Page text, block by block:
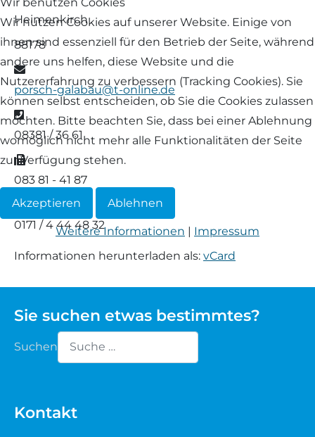
Heimenkirch
88178
E-Mail
porsch-galabau@t-online.de
Telefon
08381 / 36 61
Fax
083 81 - 41 87
Mobil
0171 / 4 44 48 32
Informationen herunterladen als: vCard
Sie suchen etwas bestimmtes?
Suchen
Kontakt
Wir nutzen Cookies auf unserer Website. Einige von
ihnen sind essenziell für den Betrieb der Seite, während
andere uns helfen, diese Website und die
Nutzererfahrung zu verbessern (Tracking Cookies). Sie
können selbst entscheiden, ob Sie die Cookies zulassen
möchten. Bitte beachten Sie, dass bei einer Ablehnung
womöglich nicht mehr alle Funktionalitäten der Seite
zur Verfügung stehen.
Akzeptieren Ablehnen
Weitere Informationen | Impressum
Fachberater in Bayern
Lineare Beurteilung Zahnstellung
Erfassung der Euterreinheit
Skudde
South Down
Waldschaf
Weiße gehörnte Heidschnucke
Weiße hornlose Heidschnucke
Zackelschaf